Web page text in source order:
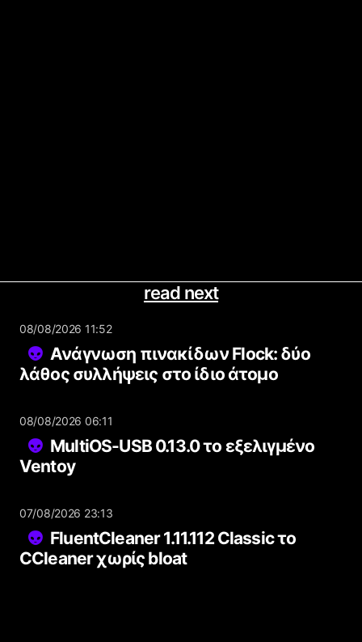
read next
08/08/2026 11:52
Ανάγνωση πινακίδων Flock: δύο
λάθος συλλήψεις στο ίδιο άτομο
08/08/2026 06:11
MultiOS-USB 0.13.0 το εξελιγμένο
Ventoy
07/08/2026 23:13
FluentCleaner 1.11.112 Classic το
CCleaner χωρίς bloat